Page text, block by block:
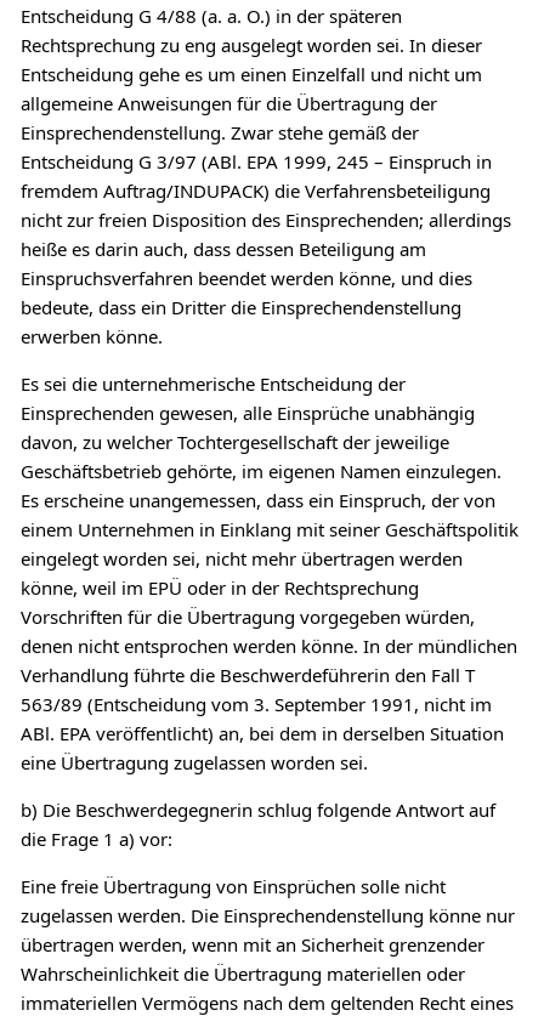
Entscheidung G 4/88 (a. a. O.) in der späteren
Rechtsprechung zu eng ausgelegt worden sei. In dieser
Entscheidung gehe es um einen Einzelfall und nicht um
allgemeine Anweisungen für die Übertragung der
Einsprechendenstellung. Zwar stehe gemäß der
Entscheidung G 3/97 (ABl. EPA 1999, 245 – Einspruch in
fremdem Auftrag/INDUPACK) die Verfahrensbeteiligung
nicht zur freien Disposition des Einsprechenden; allerdings
heiße es darin auch, dass dessen Beteiligung am
Einspruchsverfahren beendet werden könne, und dies
bedeute, dass ein Dritter die Einsprechendenstellung
erwerben könne.
Es sei die unternehmerische Entscheidung der
Einsprechenden gewesen, alle Einsprüche unabhängig
davon, zu welcher Tochtergesellschaft der jeweilige
Geschäftsbetrieb gehörte, im eigenen Namen einzulegen.
Es erscheine unangemessen, dass ein Einspruch, der von
einem Unternehmen in Einklang mit seiner Geschäftspolitik
eingelegt worden sei, nicht mehr übertragen werden
könne, weil im EPÜ oder in der Rechtsprechung
Vorschriften für die Übertragung vorgegeben würden,
denen nicht entsprochen werden könne. In der mündlichen
Verhandlung führte die Beschwerdeführerin den Fall T
563/89 (Entscheidung vom 3. September 1991, nicht im
ABl. EPA veröffentlicht) an, bei dem in derselben Situation
eine Übertragung zugelassen worden sei.
b) Die Beschwerdegegnerin schlug folgende Antwort auf
die Frage 1 a) vor:
Eine freie Übertragung von Einsprüchen solle nicht
zugelassen werden. Die Einsprechendenstellung könne nur
übertragen werden, wenn mit an Sicherheit grenzender
Wahrscheinlichkeit die Übertragung materiellen oder
immateriellen Vermögens nach dem geltenden Recht eines